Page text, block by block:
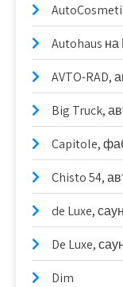
Autohaus
AVTO-RAD,
Big Truck,
Capitole,
Chisto 54,
de Luxe,
De Luxe,
Dim